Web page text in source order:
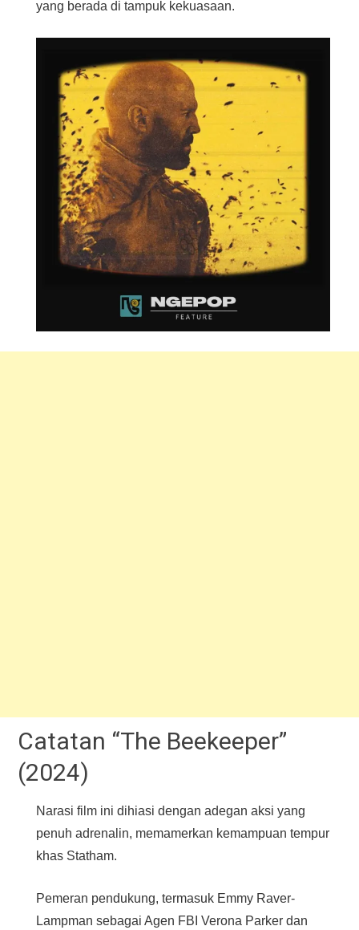
yang berada di tampuk kekuasaan.
Catatan “The Beekeeper”
(2024)
Narasi film ini dihiasi dengan adegan aksi yang
penuh adrenalin, memamerkan kemampuan tempur
khas Statham.
Pemeran pendukung, termasuk Emmy Raver-
Lampman sebagai Agen FBI Verona Parker dan